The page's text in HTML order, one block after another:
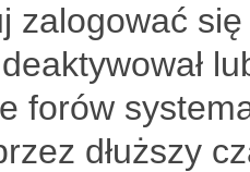
zalogować
forów
dłuższy